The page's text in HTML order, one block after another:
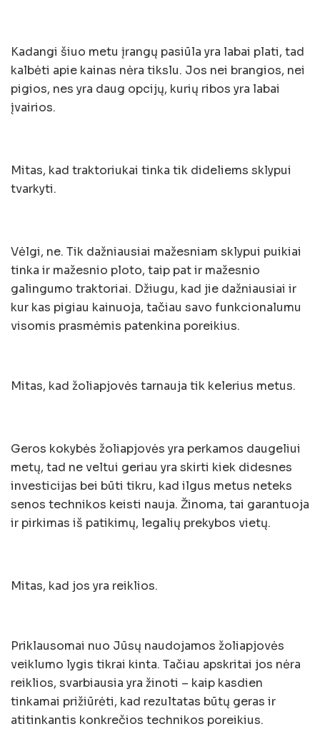
Kadangi šiuo metu įrangų pasiūla yra labai plati, tad
kalbėti apie kainas nėra tikslu. Jos nei brangios, nei
pigios, nes yra daug opcijų, kurių ribos yra labai
įvairios.
Mitas, kad traktoriukai tinka tik dideliems sklypui
tvarkyti.
Vėlgi, ne. Tik dažniausiai mažesniam sklypui puikiai
tinka ir mažesnio ploto, taip pat ir mažesnio
galingumo traktoriai. Džiugu, kad jie dažniausiai ir
kur kas pigiau kainuoja, tačiau savo funkcionalumu
visomis prasmėmis patenkina poreikius.
Mitas, kad žoliapjovės tarnauja tik kelerius metus.
Geros kokybės žoliapjovės yra perkamos daugeliui
metų, tad ne veltui geriau yra skirti kiek didesnes
investicijas bei būti tikru, kad ilgus metus neteks
senos technikos keisti nauja. Žinoma, tai garantuoja
ir pirkimas iš patikimų, legalių prekybos vietų.
Mitas, kad jos yra reiklios.
Priklausomai nuo Jūsų naudojamos žoliapjovės
veiklumo lygis tikrai kinta. Tačiau apskritai jos nėra
reiklios, svarbiausia yra žinoti – kaip kasdien
tinkamai prižiūrėti, kad rezultatas būtų geras ir
atitinkantis konkrečios technikos poreikius.